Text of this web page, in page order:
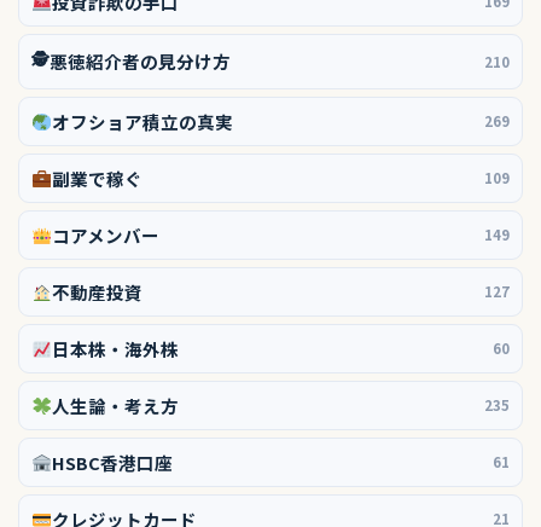
🕵️悪徳紹介者の見分け方 210
オフショア積立の真実 269
副業で稼ぐ 109
コアメンバー 149
不動産投資 127
日本株・海外株 60
人生論・考え方 235
HSBC香港口座 61
クレジットカード 21